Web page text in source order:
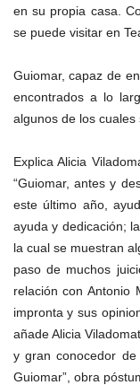
en su propia casa.
se puede visitar en
Guiomar, capaz de
encontrados a lo
algunos de los cuales
Explica Alicia
“Guiomar, antes y
este último año,
ayuda y dedicación;
la cual se muestran
paso de muchos
relación con Antonio
impronta y sus
añade Alicia
y gran conocedor
Guiomar”, obra